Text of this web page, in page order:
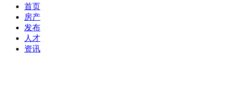
首页
房产
发布
人才
资讯